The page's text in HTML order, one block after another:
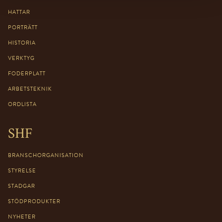
HATTAR
PORTRÄTT
HISTORIA
VERKTYG
FODERPLATT
ARBETSTEKNIK
ORDLISTA
SHF
BRANSCHORGANISATION
STYRELSE
STADGAR
STÖDPRODUKTER
NYHETER